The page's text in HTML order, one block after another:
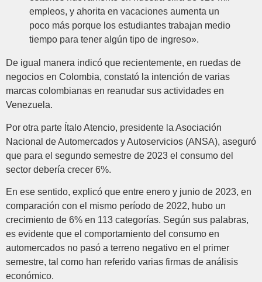
empleos, y ahorita en vacaciones aumenta un
poco más porque los estudiantes trabajan medio
tiempo para tener algún tipo de ingreso».
De igual manera indicó que recientemente, en ruedas de
negocios en Colombia, constató la intención de varias
marcas colombianas en reanudar sus actividades en
Venezuela.
Por otra parte Ítalo Atencio, presidente la Asociación
Nacional de Automercados y Autoservicios (ANSA), aseguró
que para el segundo semestre de 2023 el consumo del
sector debería crecer 6%.
En ese sentido, explicó que entre enero y junio de 2023, en
comparación con el mismo período de 2022, hubo un
crecimiento de 6% en 113 categorías. Según sus palabras,
es evidente que el comportamiento del consumo en
automercados no pasó a terreno negativo en el primer
semestre, tal como han referido varias firmas de análisis
económico.